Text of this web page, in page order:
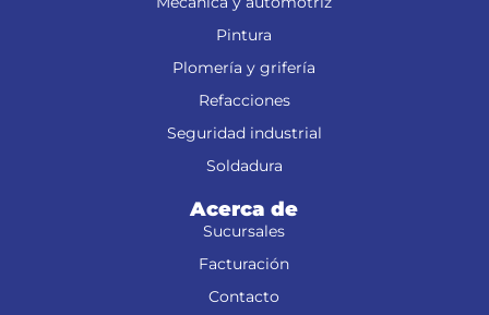
Pintura
Plomería y grifería
Refacciones
Seguridad industrial
Soldadura
Acerca de
Sucursales
Facturación
Contacto